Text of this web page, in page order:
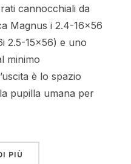
cannocchiali da
Magnus i 2.4-16×56
2.5-15×56) e uno
minimo
è lo spazio
pupilla umana per
PIÙ